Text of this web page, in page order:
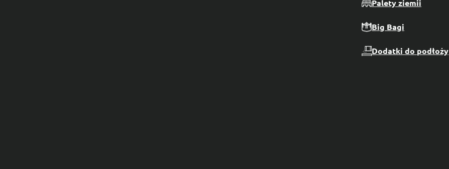
Palety ziemii
Big Bagi
Dodatki do podłoży